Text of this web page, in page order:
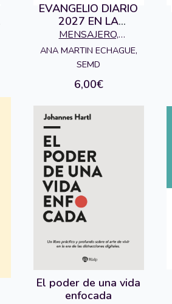
EVANGELIO DIARIO
2027 EN LA
COMPAÑIA DE JESUS
MENSAJERO,
EDICIONES
ANA MARTIN ECHAGUE,
SEMD
6,00€
El poder de una vida
enfocada